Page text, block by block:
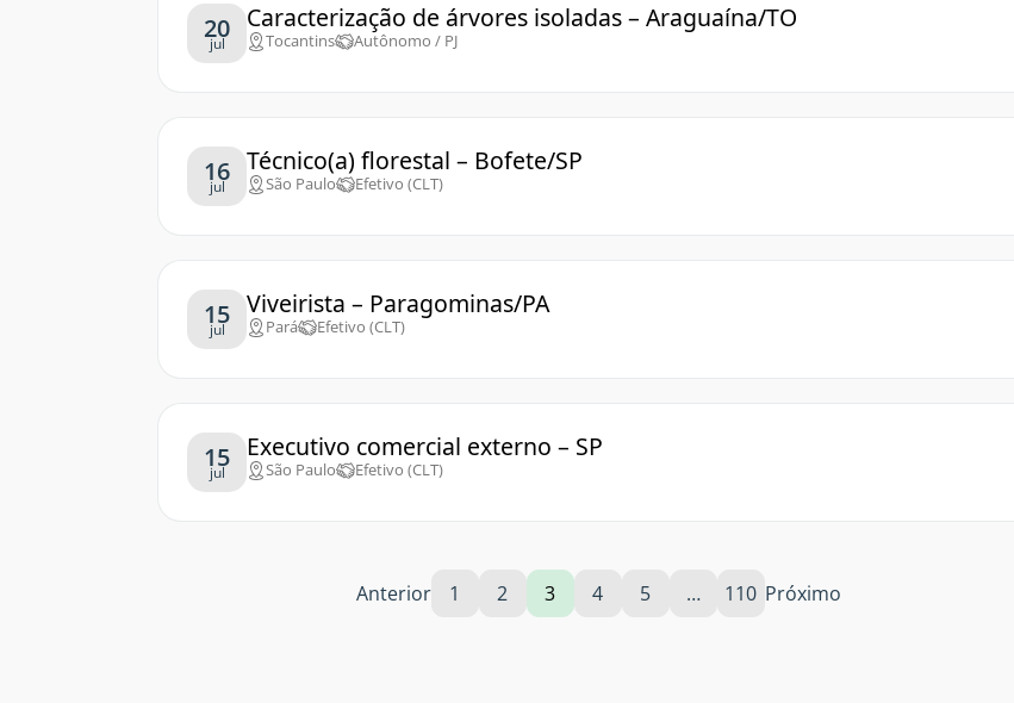
20
jul
Caracterização de árvores isoladas – Araguaína/TO
Tocantins Autônomo / PJ
16
jul
Técnico(a) florestal – Bofete/SP
São Paulo Efetivo (CLT)
15
jul
Viveirista – Paragominas/PA
Pará Efetivo (CLT)
15
jul
Executivo comercial externo – SP
São Paulo Efetivo (CLT)
Anterior 1 2 3 4 5 … 110 Próximo